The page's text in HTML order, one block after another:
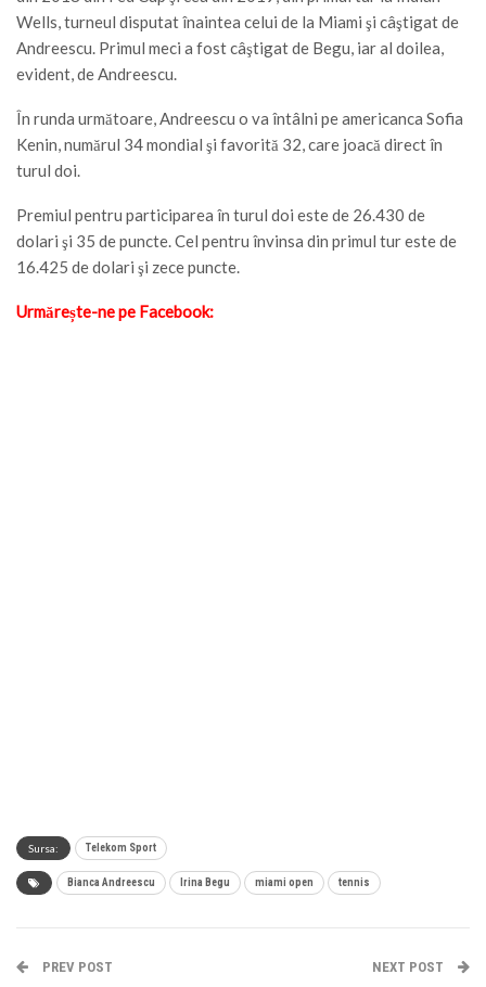
Wells, turneul disputat înaintea celui de la Miami şi câştigat de
Andreescu. Primul meci a fost câştigat de Begu, iar al doilea,
evident, de Andreescu.
În runda următoare, Andreescu o va întâlni pe americanca Sofia
Kenin, numărul 34 mondial şi favorită 32, care joacă direct în
turul doi.
Premiul pentru participarea în turul doi este de 26.430 de
dolari şi 35 de puncte. Cel pentru învinsa din primul tur este de
16.425 de dolari şi zece puncte.
Urmărește-ne pe Facebook:
Sursa: Telekom Sport
Bianca Andreescu Irina Begu miami open tennis
PREV POST NEXT POST